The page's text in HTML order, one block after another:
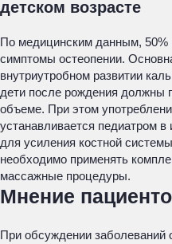
детском возрасте
По медицинским данным,
симптомы остеопении.
внутриутробном развитии
дети после рождения
объеме. При этом
устанавливается педиатром
для усиления костной
необходимо применять
массажные процедуры.
Мнение
При обсуждении заболеваний